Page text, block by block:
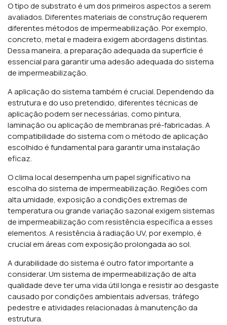
O tipo de substrato é um dos primeiros aspectos a serem
avaliados. Diferentes materiais de construção requerem
diferentes métodos de impermeabilização. Por exemplo,
concreto, metal e madeira exigem abordagens distintas.
Dessa maneira, a preparação adequada da superfície é
essencial para garantir uma adesão adequada do sistema
de impermeabilização.
A aplicação do sistema também é crucial. Dependendo da
estrutura e do uso pretendido, diferentes técnicas de
aplicação podem ser necessárias, como pintura,
laminação ou aplicação de membranas pré-fabricadas. A
compatibilidade do sistema com o método de aplicação
escolhido é fundamental para garantir uma instalação
eficaz.
O clima local desempenha um papel significativo na
escolha do sistema de impermeabilização. Regiões com
alta umidade, exposição a condições extremas de
temperatura ou grande variação sazonal exigem sistemas
de impermeabilização com resistência específica a esses
elementos. A resistência à radiação UV, por exemplo, é
crucial em áreas com exposição prolongada ao sol.
A durabilidade do sistema é outro fator importante a
considerar. Um sistema de impermeabilização de alta
qualidade deve ter uma vida útil longa e resistir ao desgaste
causado por condições ambientais adversas, tráfego
pedestre e atividades relacionadas à manutenção da
estrutura.